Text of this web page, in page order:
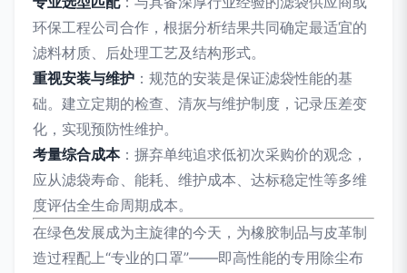
环保工程公司合作，根据分析结果共同确定最适宜的
滤料材质、后处理工艺及结构形式。
重视安装与维护 ：规范的安装是保证滤袋性能的基
础。建立定期的检查、清灰与维护制度，记录压差变
化，实现预防性维护。
考量综合成本：摒弃单纯追求低初次采购价的观念，
应从滤袋寿命、能耗、维护成本、达标稳定性等多维
度评估全生命周期成本。
在绿色发展成为主旋律的今天，为橡胶制品与皮革制
造过程配上“专业的口罩”——即高性能的专用除尘布